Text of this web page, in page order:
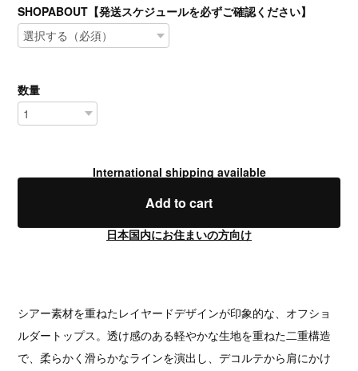
SHOPABOUT【発送スケジュールを必ずご確認ください】
数量
International shipping available
Add to cart
日本国内にお住まいの方向け
シアー素材を重ねたレイヤードデザインが印象的な、オフショ
ルダートップス。透け感のある軽やかな生地を重ねた二重構造
で、柔らかく滑らかなラインを演出し、デコルテから肩にかけ